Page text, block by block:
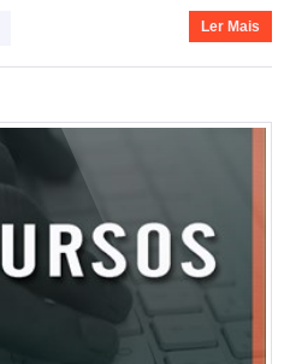
Ler Mais